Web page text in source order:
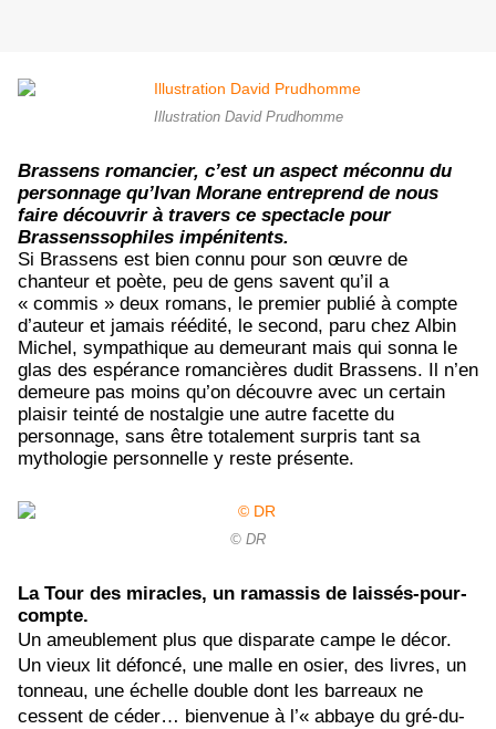
Illustration David Prudhomme
Brassens romancier, c’est un aspect méconnu du
personnage qu’Ivan Morane entreprend de nous
faire découvrir à travers ce spectacle pour
Brassenssophiles impénitents.
Si Brassens est bien connu pour son œuvre de
chanteur et poète, peu de gens savent qu’il a
« commis » deux romans, le premier publié à compte
d’auteur et jamais réédité, le second, paru chez Albin
Michel, sympathique au demeurant mais qui sonna le
glas des espérance romancières dudit Brassens. Il n’en
demeure pas moins qu’on découvre avec un certain
plaisir teinté de nostalgie une autre facette du
personnage, sans être totalement surpris tant sa
mythologie personnelle y reste présente.
© DR
La Tour des miracles, un ramassis de laissés-pour-
compte.
Un ameublement plus que disparate campe le décor.
Un vieux lit défoncé, une malle en osier, des livres, un
tonneau, une échelle double dont les barreaux ne
cessent de céder… bienvenue à l’« abbaye du gré-du-